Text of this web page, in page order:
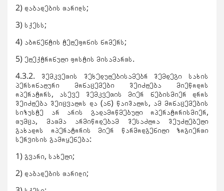
2) დაბადების თარიღს;
3) სქესს;
4) აბონენტის ტელეფონის ნომერს;
5) ელექტრონული ფოსტის მისამართს.
4.3.2. შემკვეთის შეხედულებისამებრ შემდეგი სახის
პერსონალური მონაცემები შეიძლება მიეწოდოს
ოპერატორს, ასევე შემკვეთის მიერ ნებისმიერ დროს
შეიძლება შეიცვალოს და (ან) წაიშალოს, ამ მონაცემების
სიზუსტე არ არის გადამოწმებული ოპერატორისმიერ,
თუმცა, მათმა არმიწოდებამ შესაძლოა შეუძლებელი
გახადოს ოპერატორის მიერ წარმოდგენილი ზოგიერთი
სერვისის გამოყენება:
1) გვარი, სახელი;
2) დაბადების თარიღი;